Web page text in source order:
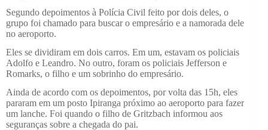
Segundo depoimentos à Polícia Civil feito por dois deles, o
grupo foi chamado para buscar o empresário e a namorada dele
no aeroporto.
Eles se dividiram em dois carros. Em um, estavam os policiais
Adolfo e Leandro. No outro, foram os policiais Jefferson e
Romarks, o filho e um sobrinho do empresário.
Ainda de acordo com os depoimentos, por volta das 15h, eles
pararam em um posto Ipiranga próximo ao aeroporto para fazer
um lanche. Foi quando o filho de Gritzbach informou aos
seguranças sobre a chegada do pai.